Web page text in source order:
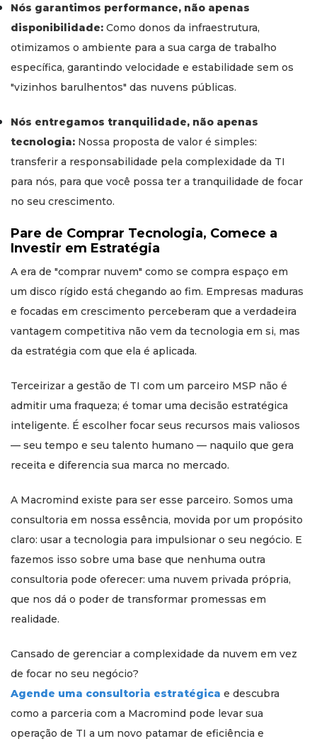
Nós garantimos performance, não apenas
disponibilidade: Como donos da infraestrutura,
otimizamos o ambiente para a sua carga de trabalho
específica, garantindo velocidade e estabilidade sem os
"vizinhos barulhentos" das nuvens públicas.
Nós entregamos tranquilidade, não apenas
tecnologia: Nossa proposta de valor é simples:
transferir a responsabilidade pela complexidade da TI
para nós, para que você possa ter a tranquilidade de focar
no seu crescimento.
Pare de Comprar Tecnologia, Comece a
Investir em Estratégia
A era de "comprar nuvem" como se compra espaço em
um disco rígido está chegando ao fim. Empresas maduras
e focadas em crescimento perceberam que a verdadeira
vantagem competitiva não vem da tecnologia em si, mas
da estratégia com que ela é aplicada.
Terceirizar a gestão de TI com um parceiro MSP não é
admitir uma fraqueza; é tomar uma decisão estratégica
inteligente. É escolher focar seus recursos mais valiosos
— seu tempo e seu talento humano — naquilo que gera
receita e diferencia sua marca no mercado.
A Macromind existe para ser esse parceiro. Somos uma
consultoria em nossa essência, movida por um propósito
claro: usar a tecnologia para impulsionar o seu negócio. E
fazemos isso sobre uma base que nenhuma outra
consultoria pode oferecer: uma nuvem privada própria,
que nos dá o poder de transformar promessas em
realidade.
Cansado de gerenciar a complexidade da nuvem em vez
de focar no seu negócio?
Agende uma consultoria estratégica e descubra
como a parceria com a Macromind pode levar sua
operação de TI a um novo patamar de eficiência e